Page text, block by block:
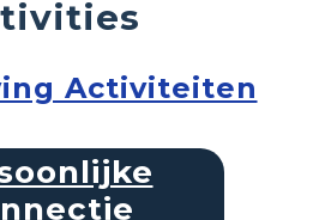
Activiteiten